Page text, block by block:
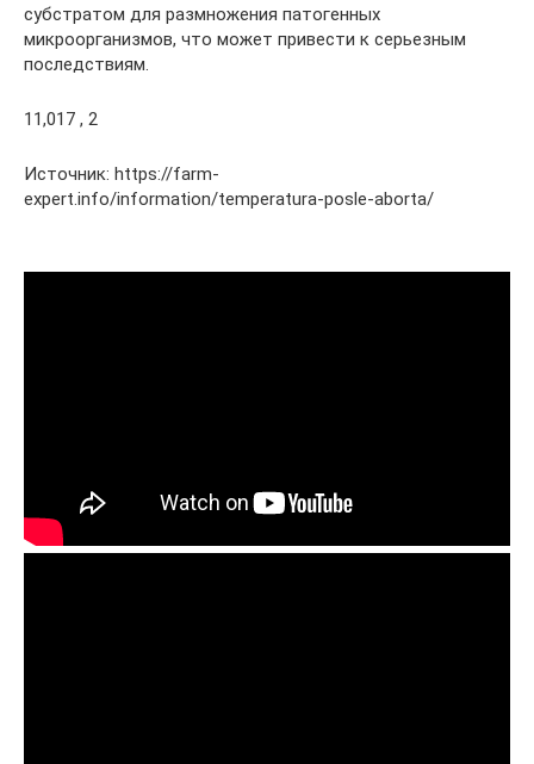
субстратом для размножения патогенных
микроорганизмов, что может привести к серьезным
последствиям.
11,017 , 2
Источник: https://farm-
expert.info/information/temperatura-posle-aborta/